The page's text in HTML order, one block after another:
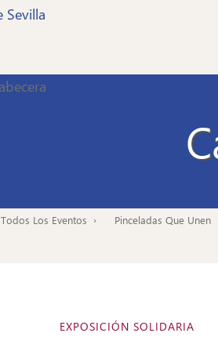
Todos Los Eventos Pinceladas Que Unen
EXPOSICIÓN SOLIDARIA